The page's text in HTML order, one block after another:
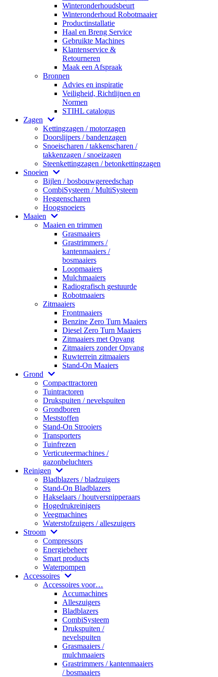
Winteronderhoudsbeurt
Winteronderhoud Robotmaaier
Productinstallatie
Haal en Breng Service
Gebruikte Machines
Klantenservice &
Retourneren
Maak een Afspraak
Bronnen
Advies en inspiratie
Veiligheid, Richtlijnen en
Normen
STIHL catalogus
Zagen
Kettingzagen / motorzagen
Doorslijpers / bandenzagen
Snoeischaren / takkenscharen /
takkenzagen / snoeizagen
Steenkettingzagen / betonkettingzagen
Snoeien
Bijlen / bosbouwgereedschap
CombiSysteem / MultiSysteem
Heggenscharen
Hoogsnoeiers
Maaien
Maaien en trimmen
Grasmaaiers
Grastrimmers /
kantenmaaiers /
bosmaaiers
Loopmaaiers
Mulchmaaiers
Radiografisch gestuurde
Robotmaaiers
Zitmaaiers
Frontmaaiers
Benzine Zero Turn Maaiers
Diesel Zero Turn Maaiers
Zitmaaiers met Opvang
Zitmaaiers zonder Opvang
Ruwterrein zitmaaiers
Stand-On Maaiers
Grond
Compacttractoren
Tuintractoren
Drukspuiten / nevelspuiten
Grondboren
Meststoffen
Stand-On Strooiers
Transporters
Tuinfrezen
Verticuteermachines /
gazonbeluchters
Reinigen
Bladblazers / bladzuigers
Stand-On Bladblazers
Hakselaars / houtversnipperaars
Hogedrukreinigers
Veegmachines
Waterstofzuigers / alleszuigers
Stroom
Compressors
Energiebeheer
Smart products
Waterpompen
Accessoires
Accessoires voor…
Accumachines
Alleszuigers
Bladblazers
CombiSysteem
Drukspuiten /
nevelspuiten
Grasmaaiers /
mulchmaaiers
Grastrimmers / kantenmaaiers
/ bosmaaiers